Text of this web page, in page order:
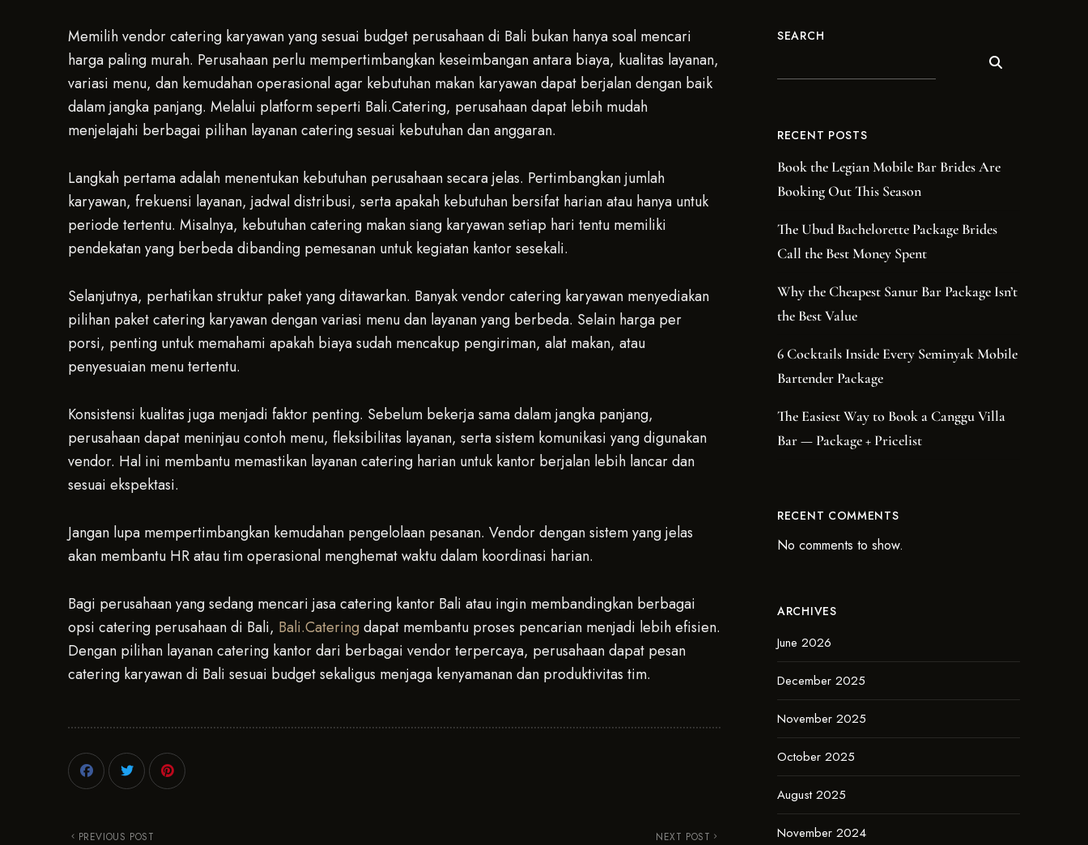
Memilih vendor catering karyawan yang sesuai budget perusahaan di Bali bukan hanya soal mencari
harga paling murah. Perusahaan perlu mempertimbangkan keseimbangan antara biaya, kualitas layanan,
variasi menu, dan kemudahan operasional agar kebutuhan makan karyawan dapat berjalan dengan baik
dalam jangka panjang. Melalui platform seperti Bali.Catering, perusahaan dapat lebih mudah
menjelajahi berbagai pilihan layanan catering sesuai kebutuhan dan anggaran.
Langkah pertama adalah menentukan kebutuhan perusahaan secara jelas. Pertimbangkan jumlah
karyawan, frekuensi layanan, jadwal distribusi, serta apakah kebutuhan bersifat harian atau hanya untuk
periode tertentu. Misalnya, kebutuhan catering makan siang karyawan setiap hari tentu memiliki
pendekatan yang berbeda dibanding pemesanan untuk kegiatan kantor sesekali.
Selanjutnya, perhatikan struktur paket yang ditawarkan. Banyak vendor catering karyawan menyediakan
pilihan paket catering karyawan dengan variasi menu dan layanan yang berbeda. Selain harga per
porsi, penting untuk memahami apakah biaya sudah mencakup pengiriman, alat makan, atau
penyesuaian menu tertentu.
Konsistensi kualitas juga menjadi faktor penting. Sebelum bekerja sama dalam jangka panjang,
perusahaan dapat meninjau contoh menu, fleksibilitas layanan, serta sistem komunikasi yang digunakan
vendor. Hal ini membantu memastikan layanan catering harian untuk kantor berjalan lebih lancar dan
sesuai ekspektasi.
Jangan lupa mempertimbangkan kemudahan pengelolaan pesanan. Vendor dengan sistem yang jelas
akan membantu HR atau tim operasional menghemat waktu dalam koordinasi harian.
Bagi perusahaan yang sedang mencari jasa catering kantor Bali atau ingin membandingkan berbagai
opsi catering perusahaan di Bali, Bali.Catering dapat membantu proses pencarian menjadi lebih efisien.
Dengan pilihan layanan catering kantor dari berbagai vendor terpercaya, perusahaan dapat pesan
catering karyawan di Bali sesuai budget sekaligus menjaga kenyamanan dan produktivitas tim.
PREVIOUS POST NEXT POST
SEARCH
RECENT POSTS
Book the Legian Mobile Bar Brides Are
Booking Out This Season
The Ubud Bachelorette Package Brides
Call the Best Money Spent
Why the Cheapest Sanur Bar Package Isn’t
the Best Value
6 Cocktails Inside Every Seminyak Mobile
Bartender Package
The Easiest Way to Book a Canggu Villa
Bar — Package + Pricelist
RECENT COMMENTS
No comments to show.
ARCHIVES
June 2026
December 2025
November 2025
October 2025
August 2025
November 2024